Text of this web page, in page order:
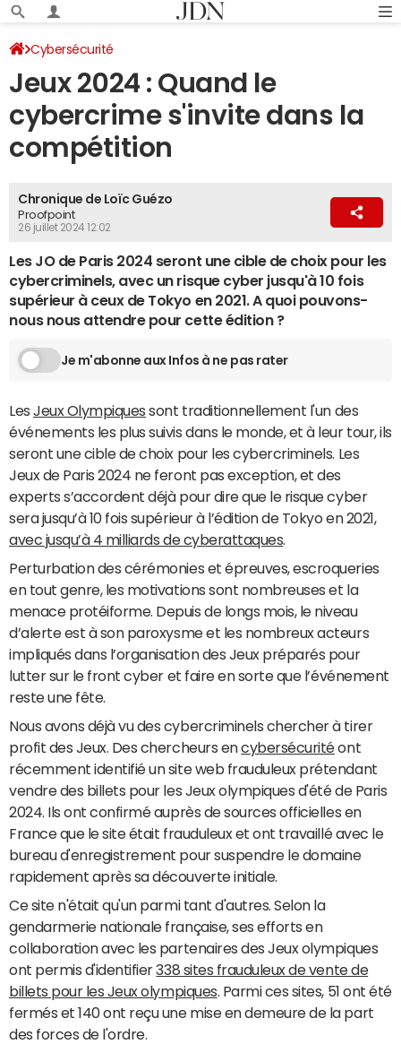
Cybersécurité
Jeux 2024 : Quand le
cybercrime s'invite dans la
compétition
Chronique de Loïc Guézo
Proofpoint
26 juillet 2024 12:02
Les JO de Paris 2024 seront une cible de choix pour les
cybercriminels, avec un risque cyber jusqu'à 10 fois
supérieur à ceux de Tokyo en 2021. A quoi pouvons-
nous nous attendre pour cette édition ?
Je m'abonne aux Infos à ne pas rater
LesJeux Olympiques sont traditionnellement l'un des
événements les plus suivis dans le monde, et à leur tour, ils
seront une cible de choix pour les cybercriminels. Les
Jeux de Paris 2024 ne feront pas exception, et des
experts s’accordent déjà pour dire que le risque cyber
sera jusqu’à 10 fois supérieur à l’édition de Tokyo en 2021,
avec jusqu’à 4 milliards de cyberattaques
Perturbation des cérémonies et épreuves, escroqueries
en tout genre, les motivations sont nombreuses et la
menace protéiforme. Depuis de longs mois, le niveau
d’alerte est à son paroxysme et les nombreux acteurs
impliqués dans l’organisation des Jeux préparés pour
lutter sur le front cyber et faire en sorte que l’événement
reste une fête.
Nous avons déjà vu des cybercriminels chercher à tirer
profit des Jeux. Des chercheurs encybersécuritéont
récemment identifié un site web frauduleux prétendant
vendre des billets pour les Jeux olympiques d'été de Paris
2024. Ils ont confirmé auprès de sources officielles en
France que le site était frauduleux et ont travaillé avec le
bureau d'enregistrement pour suspendre le domaine
rapidement après sa découverte initiale.
Ce site n'était qu'un parmi tant d'autres. Selon la
gendarmerie nationale française, ses efforts en
collaboration avec les partenaires des Jeux olympiques
ont permis d'identifier338 sites frauduleux de vente de
billets pour les Jeux olympiques . Parmi ces sites, 51 ont été
fermés et 140 ont reçu une mise en demeure de la part
des forces de l'ordre.